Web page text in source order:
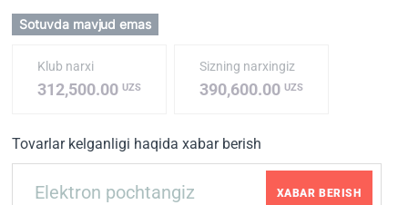
Sotuvda mavjud emas
Klub narxi
312,500.00 UZS
Sizning narxingiz
390,600.00UZS
Tovarlar kelganligi haqida xabar berish
XABAR BERISH